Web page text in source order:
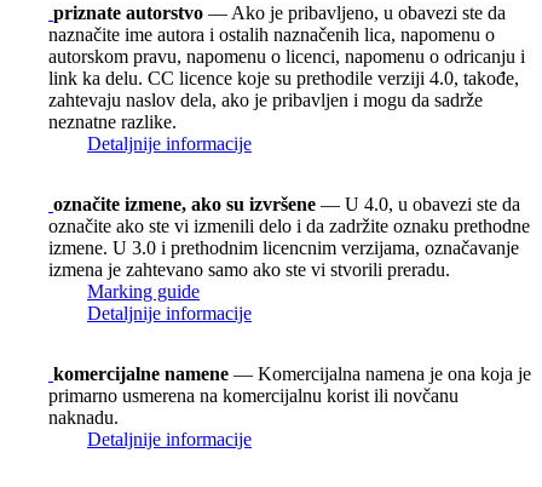
priznate autorstvo — Ako je pribavljeno, u obavezi ste da
naznačite ime autora i ostalih naznačenih lica, napomenu o
autorskom pravu, napomenu o licenci, napomenu o odricanju i
link ka delu. CC licence koje su prethodile verziji 4.0, takođe,
zahtevaju naslov dela, ako je pribavljen i mogu da sadrže
neznatne razlike.
Detaljnije informacije
označite izmene, ako su izvršene — U 4.0, u obavezi ste da
označite ako ste vi izmenili delo i da zadržite oznaku prethodne
izmene. U 3.0 i prethodnim licencnim verzijama, označavanje
izmena je zahtevano samo ako ste vi stvorili preradu.
Marking guide
Detaljnije informacije
komercijalne namene — Komercijalna namena je ona koja je
primarno usmerena na komercijalnu korist ili novčanu
naknadu.
Detaljnije informacije